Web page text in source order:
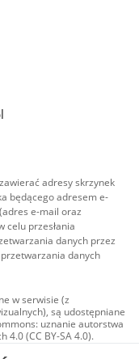
adresy skrzynek
będącego adresem e-
e-mail oraz
celu przesłania
danych przez
danych
w serwisie (z
są udostępniane
uznanie autorstwa
4.0 (CC BY-SA 4.0).
tym zdjęcia, materiały